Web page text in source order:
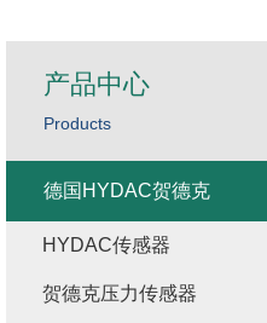
产品中心
Products
德国HYDAC贺德克
HYDAC传感器
贺德克压力传感器